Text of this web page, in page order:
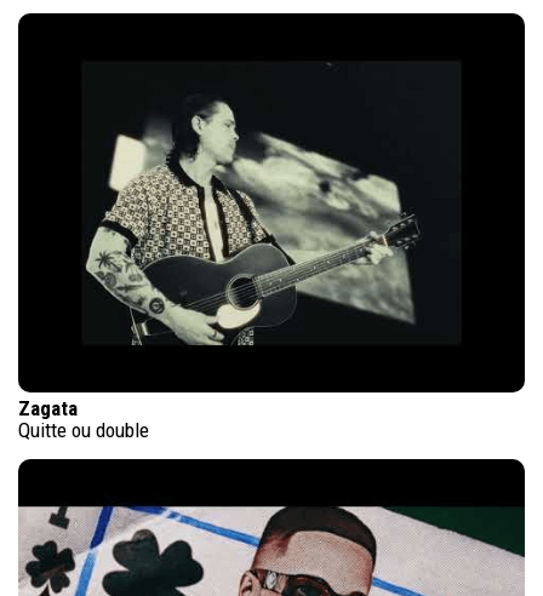
Zagata
Quitte ou double